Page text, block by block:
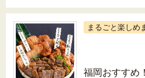
まるごと楽しめ
福岡おすすめ